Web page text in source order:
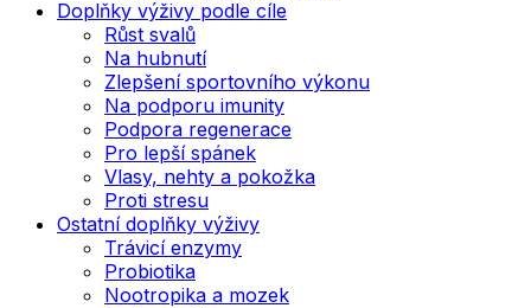
Doplňky výživy podle cíle
Růst svalů
Na hubnutí
Zlepšení sportovního výkonu
Na podporu imunity
Podpora regenerace
Pro lepší spánek
Vlasy, nehty a pokožka
Proti stresu
Ostatní doplňky výživy
Trávicí enzymy
Probiotika
Nootropika a mozek